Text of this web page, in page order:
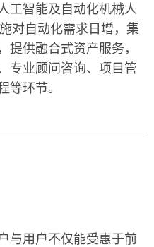
工智能及自动化机械人
对自动化需求日增，集
提供融合式资产服务，
专业顾问咨询、项目管
等环节。
与用户不仅能受惠于前